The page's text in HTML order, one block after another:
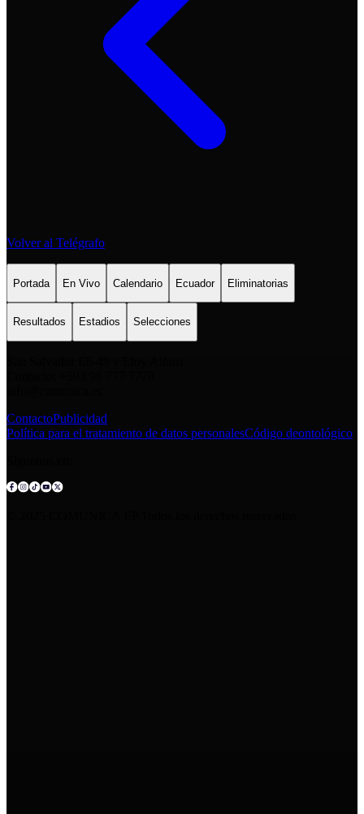
Volver al Telégrafo
Portada En Vivo Calendario Ecuador Eliminatorias
Resultados Estadios Selecciones
ContactoPublicidad
Política para el tratamiento de datos personalesCódigo deontológico